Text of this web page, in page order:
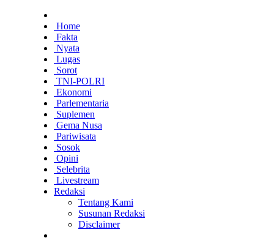
Home
Fakta
Nyata
Lugas
Sorot
TNI-POLRI
Ekonomi
Parlementaria
Suplemen
Gema Nusa
Pariwisata
Sosok
Opini
Selebrita
Livestream
Redaksi
Tentang Kami
Susunan Redaksi
Disclaimer